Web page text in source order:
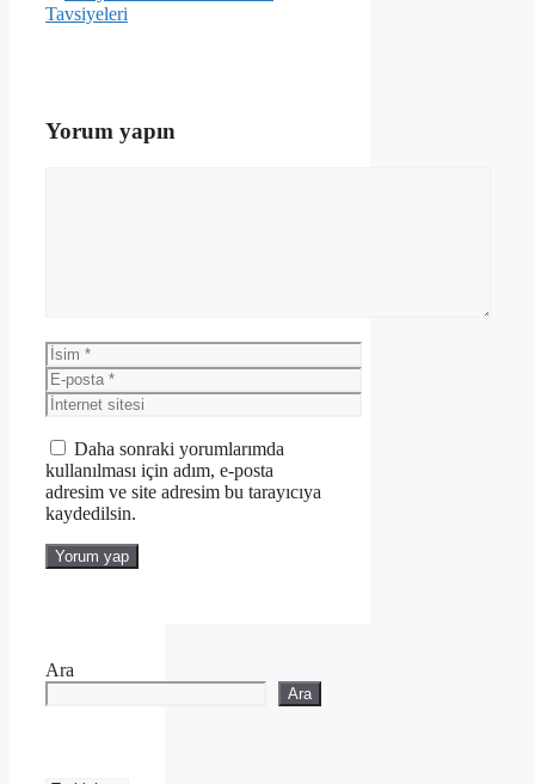
Tavsiyeleri
Yorum yapın
İsim
E-
posta
İnternet
sitesi
Daha sonraki yorumlarımda
kullanılması için adım, e-posta
adresim ve site adresim bu tarayıcıya
kaydedilsin.
Ara
Ara